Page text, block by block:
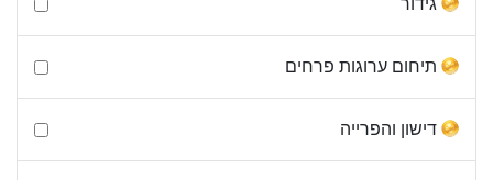
גידור
תיחום ערוגות פרחים
דישון והפרייה